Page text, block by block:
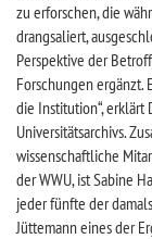
zu erforschen, die
drangsaliert,
Perspektive der
Forschungen
die Institution“, erklärt
Universitätsarchivs.
wissenschaftliche
der WWU, ist Sabine
jeder fünfte der
Jüttemann eines der